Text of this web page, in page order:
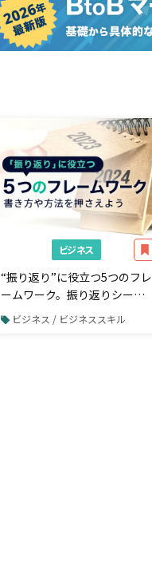
ビジネス
“振り返り”に役立つ5つのフレ
ームワーク。振り返りシート
の書き方や方法を押さえよう
ビジネス / ビジネススキル